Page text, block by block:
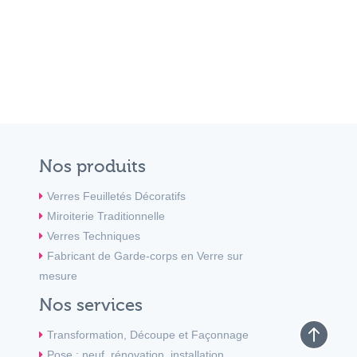
Nos produits
Verres Feuilletés Décoratifs
Miroiterie Traditionnelle
Verres Techniques
Fabricant de Garde-corps en Verre sur
mesure
Nos services
Transformation, Découpe et Façonnage